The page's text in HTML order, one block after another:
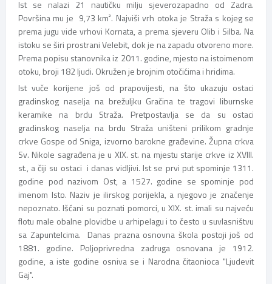
Ist se nalazi 21 nautičku milju sjeverozapadno od Zadra.
Površina mu je 9,73 km². Najviši vrh otoka je Straža s kojeg se
prema jugu vide vrhovi Kornata, a prema sjeveru Olib i Silba. Na
istoku se širi prostrani Velebit, dok je na zapadu otvoreno more.
Prema popisu stanovnika iz 2011. godine, mjesto na istoimenom
otoku, broji 182 ljudi. Okružen je brojnim otočićima i hridima.
Ist vuče korijene još od prapovijesti, na što ukazuju ostaci
gradinskog naselja na brežuljku Gračina te tragovi liburnske
keramike na brdu Straža. Pretpostavlja se da su ostaci
gradinskog naselja na brdu Straža uništeni prilikom gradnje
crkve Gospe od Sniga, izvorno barokne građevine. Župna crkva
Sv. Nikole sagrađena je u XIX. st. na mjestu starije crkve iz XVIII.
st., a čiji su ostaci i danas vidljivi. Ist se prvi put spominje 1311.
godine pod nazivom Ost, a 1527. godine se spominje pod
imenom Isto. Naziv je ilirskog porijekla, a njegovo je značenje
nepoznato. Išćani su poznati pomorci, u XIX. st. imali su najveću
flotu male obalne plovidbe u arhipelagu i to često u suvlasništvu
sa Zapuntelcima. Danas prazna osnovna škola postoji još od
1881. godine. Poljoprivredna zadruga osnovana je 1912.
godine, a iste godine osniva se i Narodna čitaonioca "Ljudevit
Gaj".